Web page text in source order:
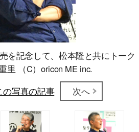
を記念して、松本隆と共にトーク
里 （C）oricon ME inc.
の写真の記事 次へ